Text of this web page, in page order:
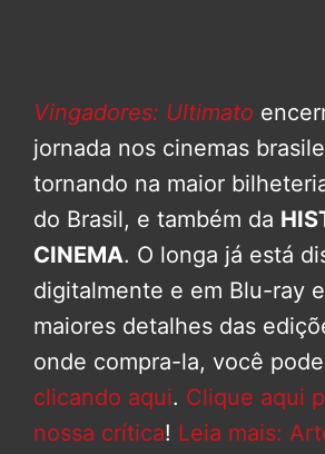
Vingadores: Ultimato
jornada nos cinemas
tornando na maior
do Brasil, e também da
CINEMA. O longa já está
digitalmente e em Blu-ray
maiores detalhes das
onde compra-la, você
clicando aqui. Clique aqui
nossa crítica! Leia mais: